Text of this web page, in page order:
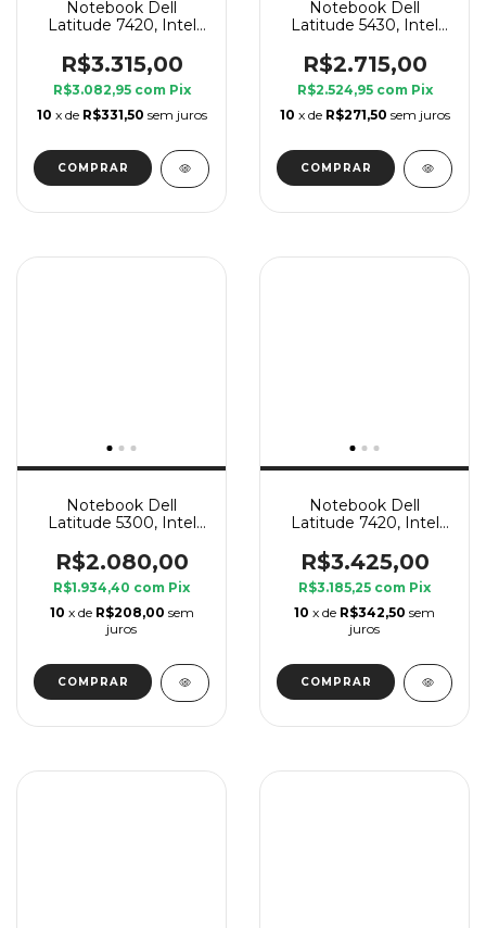
Notebook Dell
Latitude 7420, Intel
8 GB Ram, SSD 240
GB
R$3.315,00
R$3.082,95 com Pix
10 x de R$331,50 sem juros
Notebook Dell
Latitude 5430, Intel
SSD 240 GB
R$2.715,00
R$2.524,95 com Pix
10 x de R$271,50 sem juros
Notebook Dell
Latitude 5300, Intel
GB Ram, SSD 240 GB
R$2.080,00
R$1.934,40 com Pix
10 x de R$208,00 sem
juros
Notebook Dell
Latitude 7420, Intel
8 GB Ram, SSD 240
GB
R$3.425,00
R$3.185,25 com Pix
10 x de R$342,50 sem
juros